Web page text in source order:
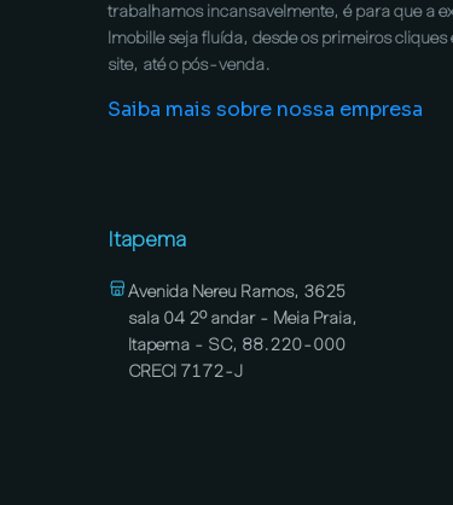
trabalhamos incansavelmente, é para que a
Imobille seja fluída, desde os primeiros cliques
site, até o pós-venda.
Saiba mais sobre nossa empresa
Itapema
Avenida Nereu Ramos, 3625
sala 04 2º andar - Meia Praia,
Itapema - SC, 88.220-000
CRECI 7172-J